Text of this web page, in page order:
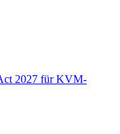
2027 für KVM-